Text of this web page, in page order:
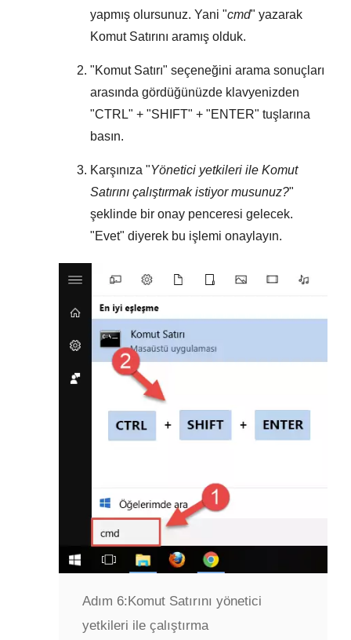
yapmış olursunuz. Yani "cmd" yazarak
Komut Satırını aramış olduk.
"Komut Satırı" seçeneğini arama sonuçları
arasında gördüğünüzde klavyenizden
"CTRL" + "SHIFT" + "ENTER" tuşlarına
basın.
Karşınıza "Yönetici yetkileri ile Komut
Satırını çalıştırmak istiyor musunuz?"
şeklinde bir onay penceresi gelecek.
"Evet" diyerek bu işlemi onaylayın.
Adım 6: Komut Satırını yönetici
yetkileri ile çalıştırma